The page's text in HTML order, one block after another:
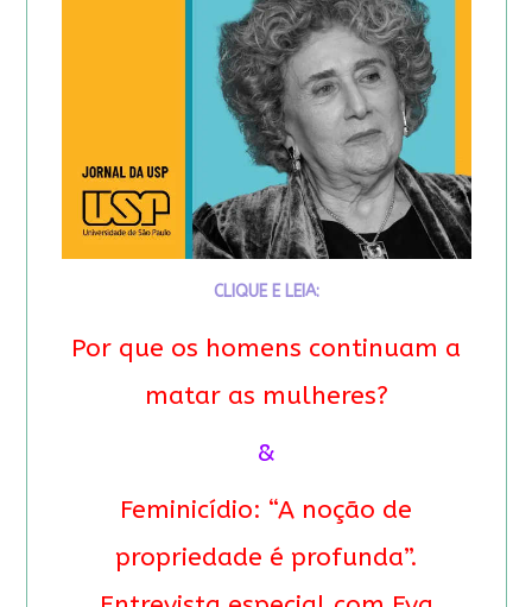
CLIQUE E LEIA:
Por que os homens continuam a
matar as mulheres?
&
Feminicídio: “A noção de
propriedade é profunda”.